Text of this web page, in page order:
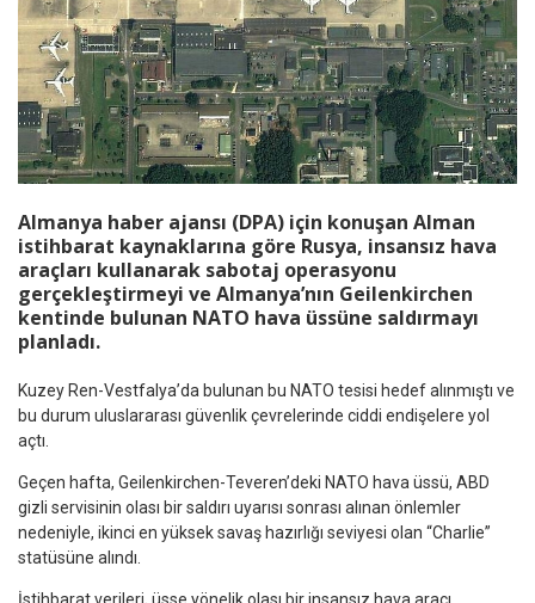
Almanya haber ajansı (DPA) için konuşan Alman
istihbarat kaynaklarına göre Rusya, insansız hava
araçları kullanarak sabotaj operasyonu
gerçekleştirmeyi ve Almanya’nın Geilenkirchen
kentinde bulunan NATO hava üssüne saldırmayı
planladı.
Kuzey Ren-Vestfalya’da bulunan bu NATO tesisi hedef alınmıştı ve
bu durum uluslararası güvenlik çevrelerinde ciddi endişelere yol
açtı.
Geçen hafta, Geilenkirchen-Teveren’deki NATO hava üssü, ABD
gizli servisinin olası bir saldırı uyarısı sonrası alınan önlemler
nedeniyle, ikinci en yüksek savaş hazırlığı seviyesi olan “Charlie”
statüsüne alındı.